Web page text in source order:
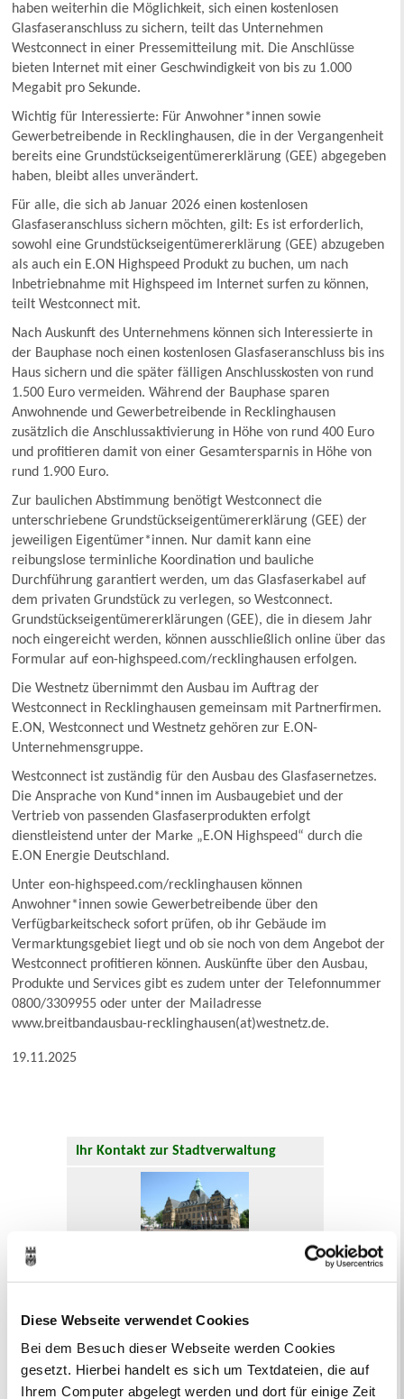
Diese Webseite verwendet Cookies
Bei dem Besuch dieser Webseite werden Cookies
gesetzt. Hierbei handelt es sich um Textdateien, die auf
Ihrem Computer abgelegt werden und dort für einige Zeit
haben weiterhin die Möglichkeit, sich einen kostenlosen
Glasfaseranschluss zu sichern, teilt das Unternehmen
Westconnect in einer Pressemitteilung mit. Die Anschlüsse
bieten Internet mit einer Geschwindigkeit von bis zu 1.000
Megabit pro Sekunde.
Wichtig für Interessierte: Für Anwohner*innen sowie
Gewerbetreibende in Recklinghausen, die in der Vergangenheit
bereits eine Grundstückseigentümererklärung (GEE) abgegeben
haben, bleibt alles unverändert.
Für alle, die sich ab Januar 2026 einen kostenlosen
Glasfaseranschluss sichern möchten, gilt: Es ist erforderlich,
sowohl eine Grundstückseigentümererklärung (GEE) abzugeben
als auch ein E.ON Highspeed Produkt zu buchen, um nach
Inbetriebnahme mit Highspeed im Internet surfen zu können,
teilt Westconnect mit.
Nach Auskunft des Unternehmens können sich Interessierte in
der Bauphase noch einen kostenlosen Glasfaseranschluss bis ins
Haus sichern und die später fälligen Anschlusskosten von rund
1.500 Euro vermeiden. Während der Bauphase sparen
Anwohnende und Gewerbetreibende in Recklinghausen
zusätzlich die Anschlussaktivierung in Höhe von rund 400 Euro
und profitieren damit von einer Gesamtersparnis in Höhe von
rund 1.900 Euro.
Zur baulichen Abstimmung benötigt Westconnect die
unterschriebene Grundstückseigentümererklärung (GEE) der
jeweiligen Eigentümer*innen. Nur damit kann eine
reibungslose terminliche Koordination und bauliche
Durchführung garantiert werden, um das Glasfaserkabel auf
dem privaten Grundstück zu verlegen, so Westconnect.
Grundstückseigentümererklärungen (GEE), die in diesem Jahr
noch eingereicht werden, können ausschließlich online über das
Formular auf eon-highspeed.com/recklinghausen erfolgen.
Die Westnetz übernimmt den Ausbau im Auftrag der
Westconnect in Recklinghausen gemeinsam mit Partnerfirmen.
E.ON, Westconnect und Westnetz gehören zur E.ON-
Unternehmensgruppe.
Westconnect ist zuständig für den Ausbau des Glasfasernetzes.
Die Ansprache von Kund*innen im Ausbaugebiet und der
Vertrieb von passenden Glasfaserprodukten erfolgt
dienstleistend unter der Marke „E.ON Highspeed“ durch die
E.ON Energie Deutschland.
Unter eon-highspeed.com/recklinghausen können
Anwohner*innen sowie Gewerbetreibende über den
Verfügbarkeitscheck sofort prüfen, ob ihr Gebäude im
Vermarktungsgebiet liegt und ob sie noch von dem Angebot der
Westconnect profitieren können. Auskünfte über den Ausbau,
Produkte und Services gibt es zudem unter der Telefonnummer
0800/3309955 oder unter der Mailadresse
www.breitbandausbau-recklinghausen(at)westnetz.de.
19.11.2025
Ihr Kontakt zur Stadtverwaltung
Ausländerangelegenheiten
und Unterhalt
Gewerbeangelegenheiten